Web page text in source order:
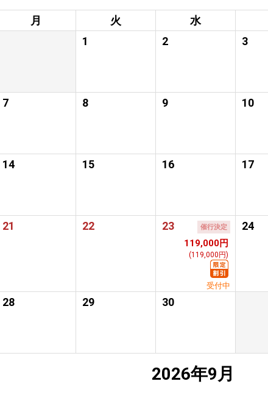
月 火 水
1
2 3
7 8 9 10
14 15 16 17
21 22 23 催行決定
119,000円
(119,000円)
受付中
24
28 29 30
2026年9月